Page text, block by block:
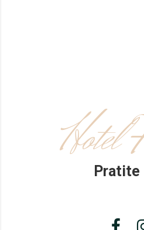
Hotel
Pratite